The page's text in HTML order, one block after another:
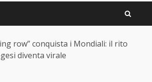
row” conquista i Mondiali: il rito
diventa virale